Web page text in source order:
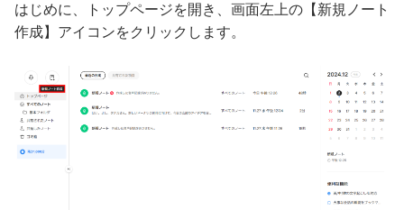
はじめに、トップページを開き、画面左上の【新規ノート
作成】アイコンをクリックします。